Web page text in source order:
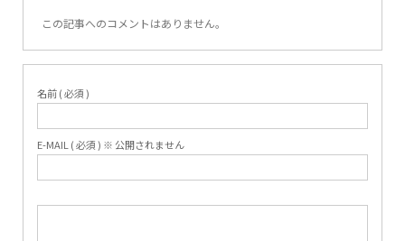
この記事へのコメントはありません。
名前 ( 必須 )
E-MAIL ( 必須 ) ※ 公開されません